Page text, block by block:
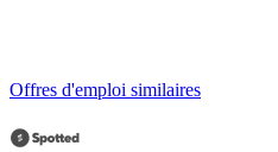
Offres d'emploi similaires